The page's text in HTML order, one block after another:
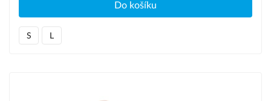
Do košíku
S L